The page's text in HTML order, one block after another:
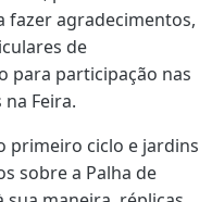
fazer agradecimentos,
de
para participação nas
Feira.
primeiro ciclo e jardins
sobre a Palha de